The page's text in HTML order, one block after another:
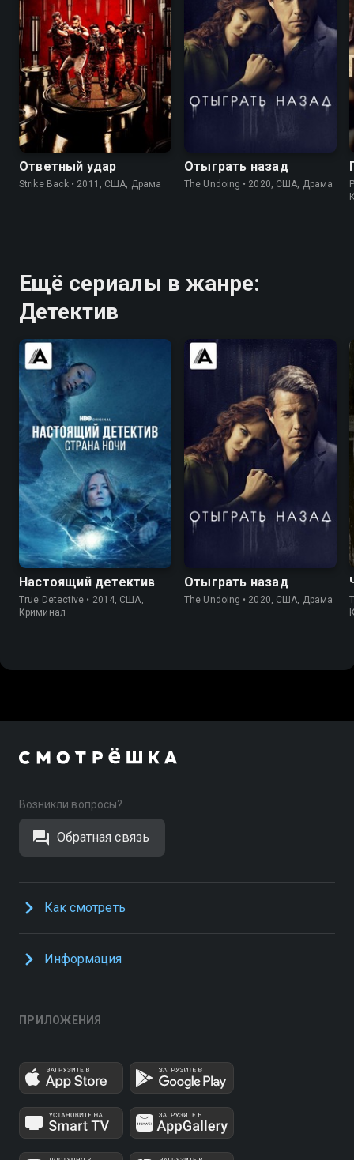
7.5
Ответный удар
Strike Back • 2011, США, Драма
Отыграть назад
The Undoing • 2020, США, Драма
Ещё сериалы в жанре:
Детектив
8.7 9.0
Настоящий детектив
True Detective • 2014, США,
Криминал
Отыграть назад
The Undoing • 2020, США, Драма
Возникли вопросы?
Обратная связь
Как смотреть
Информация
ПРИЛОЖЕНИЯ